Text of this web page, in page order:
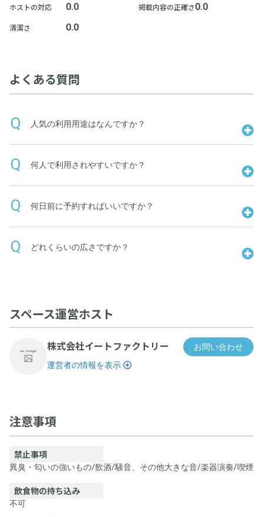
ホストの対応 0.0
清潔さ 0.0
掲載内容の正確さ 0.0
よくある質問
人気の利用用途はなんですか？
何人で利用されやすいですか？
何日前に予約すればいいですか？
どれくらいの広さですか？
スペース運営ホスト
株式会社イートファクトリー
お問い合わせ
運営者の情報を表示
注意事項
禁止事項
異臭・匂いの強いもの/飲酒/騒音、その他大きな音/楽器演奏/喫煙
飲食物の持ち込み
不可